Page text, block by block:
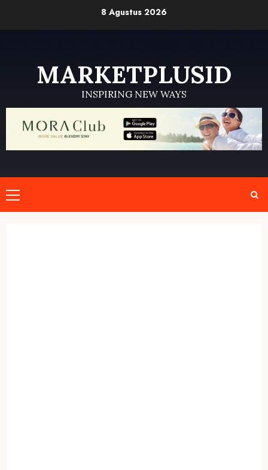
8 Agustus 2026
MARKETPLUSID
INSPIRING NEW WAYS
Primary
Menu